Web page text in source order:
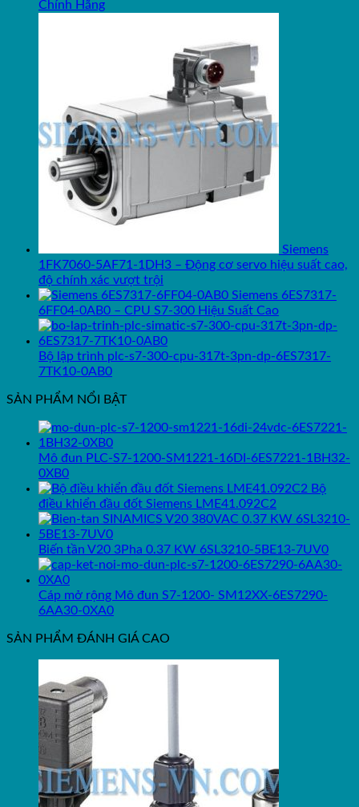
Chính Hãng
Siemens
1FK7060-5AF71-1DH3 – Động cơ servo hiệu suất cao,
độ chính xác vượt trội
Siemens 6ES7317-
6FF04-0AB0 – CPU S7-300 Hiệu Suất Cao
Bộ lập trình plc-s7-300-cpu-317t-3pn-dp-6ES7317-
7TK10-0AB0
SẢN PHẨM NỔI BẬT
Mô đun PLC-S7-1200-SM1221-16DI-6ES7221-1BH32-
0XB0
Bộ
điều khiển đầu đốt Siemens LME41.092C2
Biến tần V20 3Pha 0.37 KW 6SL3210-5BE13-7UV0
Cáp mở rộng Mô đun S7-1200- SM12XX-6ES7290-
6AA30-0XA0
SẢN PHẨM ĐÁNH GIÁ CAO